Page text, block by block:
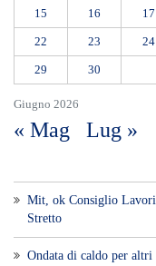
Giugno 2026
15 16 17
22 23 24
29 30
« Mag Lug »
Mit, ok Consiglio Lavori
Stretto
Ondata di caldo per